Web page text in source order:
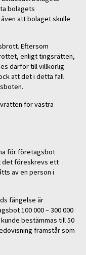
bolagets
att bolaget skulle
Eftersom
enligt tingsrätten,
därför till villkorlig
att det i detta fall
för västra
för företagsbot
det föreskrevs ett
av en person i
fängelse är
100 000 – 300 000
bestämmas till 50
framstår som